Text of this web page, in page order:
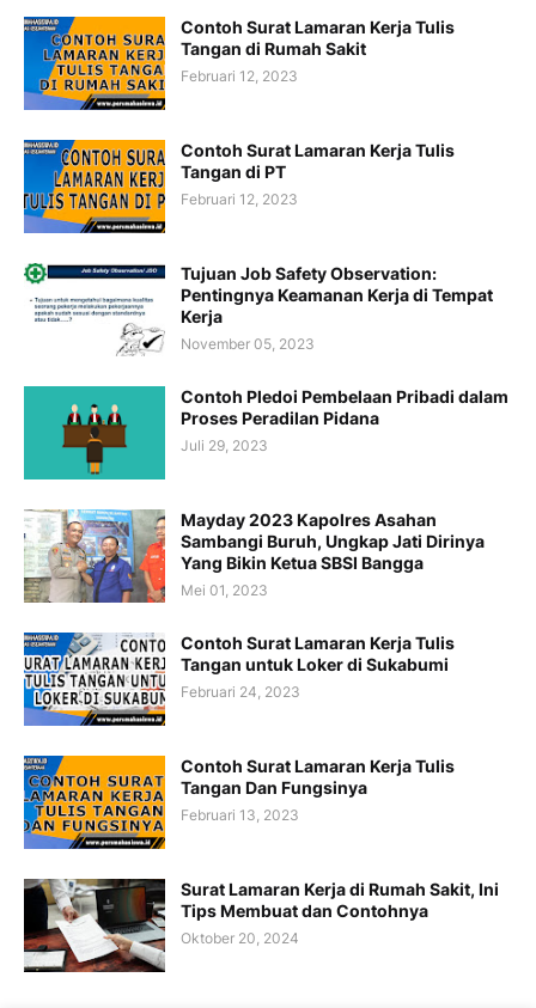
Contoh Surat Lamaran Kerja Tulis
Tangan di Rumah Sakit
Februari 12, 2023
Contoh Surat Lamaran Kerja Tulis
Tangan di PT
Februari 12, 2023
Tujuan Job Safety Observation:
Pentingnya Keamanan Kerja di Tempat
Kerja
November 05, 2023
Contoh Pledoi Pembelaan Pribadi dalam
Proses Peradilan Pidana
Juli 29, 2023
Mayday 2023 Kapolres Asahan
Sambangi Buruh, Ungkap Jati Dirinya
Yang Bikin Ketua SBSI Bangga
Mei 01, 2023
Contoh Surat Lamaran Kerja Tulis
Tangan untuk Loker di Sukabumi
Februari 24, 2023
Contoh Surat Lamaran Kerja Tulis
Tangan Dan Fungsinya
Februari 13, 2023
Surat Lamaran Kerja di Rumah Sakit, Ini
Tips Membuat dan Contohnya
Oktober 20, 2024